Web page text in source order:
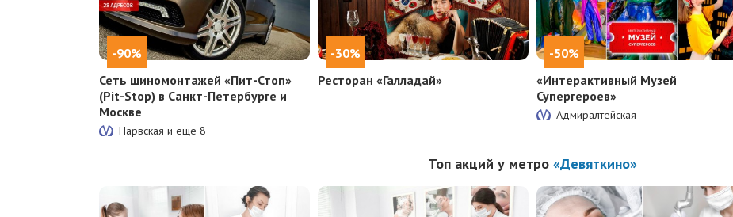
-90%
Сеть шиномонтажей «Пит-Стоп»
(Pit-Stop) в Санкт-Петербурге и
Москве
Нарвская и еще 8
-30%
Ресторан «Галладай»
-50%
«Интерактивный Музей
Супергероев»
Адмиралтейская
Топ акций у метро «Девяткино»